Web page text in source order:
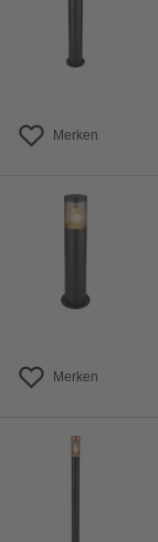
Merken
Merken